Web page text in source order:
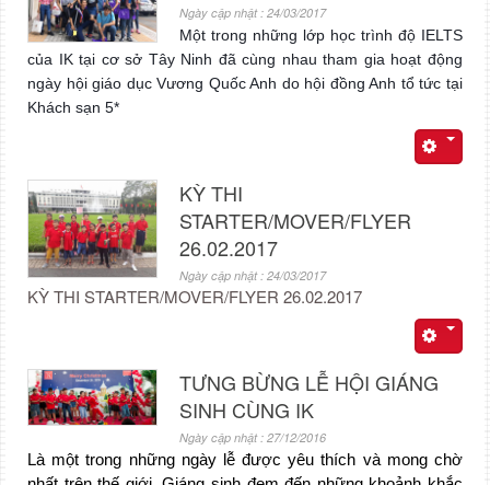
Ngày cập nhật : 24/03/2017
Một trong những lớp học trình độ IELTS
của IK tại cơ sở Tây Ninh đã cùng nhau tham gia hoạt động
ngày hội giáo dục Vương Quốc Anh do hội đồng Anh tổ tức tại
Khách sạn 5*
KỲ THI
STARTER/MOVER/FLYER
26.02.2017
Ngày cập nhật : 24/03/2017
KỲ THI STARTER/MOVER/FLYER 26.02.2017
TƯNG BỪNG LỄ HỘI GIÁNG
SINH CÙNG IK
Ngày cập nhật : 27/12/2016
Là một trong những ngày lễ được yêu thích và mong chờ